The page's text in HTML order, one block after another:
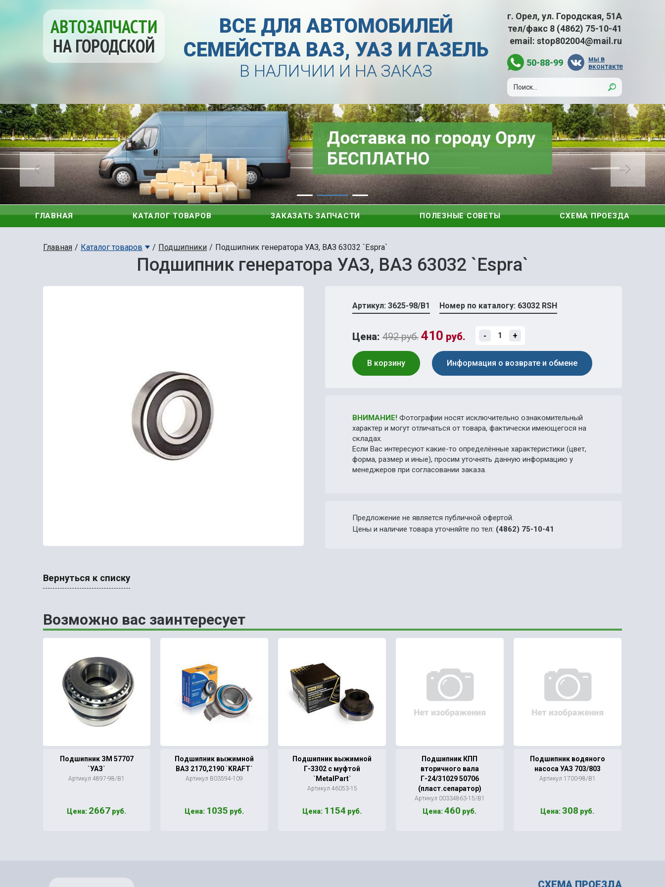
АВТОЗАПЧАСТИ
НА ГОРОДСКОЙ
ВСЕ ДЛЯ АВТОМОБИЛЕЙ
СЕМЕЙСТВА ВАЗ, УАЗ И ГАЗЕЛЬ
В НАЛИЧИИ И НА ЗАКАЗ
г. Орел, ул. Городская, 51А
тел/факс 8 (4862) 75-10-41
email: stop802004@mail.ru
50-88-99
мы в
вконтакте
ГЛАВНАЯ КАТАЛОГ ТОВАРОВ ЗАКАЗАТЬ ЗАПЧАСТИ ПОЛЕЗНЫЕ СОВЕТЫ СХЕМА ПРОЕЗДА
Главная Каталог товаров Подшипники Подшипник генератора УАЗ, ВАЗ 63032 `Espra`
Подшипник генератора УАЗ, ВАЗ 63032 `Espra`
Артикул: 3625-98/В1 Номер по каталогу: 63032 RSH
Цена: 492 руб. 410 руб. - +
В корзину Информация о возврате и обмене
ВНИМАНИЕ!Фотографии носят исключительно ознакомительный
характер и могут отличаться от товара, фактически имеющегося на
складах.
Если Вас интересуют какие-то определённые характеристики (цвет,
форма, размер и иные), просим уточнять данную информацию у
менеджеров при согласовании заказа.
Предложение не является публичной офертой.
Цены и наличие товара уточняйте по тел: (4862) 75-10-41
Вернуться к списку
Возможно вас заинтересует
Подшипник ЗМ 57707
`УАЗ`
Артикул 4897-98/В1
Цена: 2667 руб.
Подшипник выжимной
ВАЗ 2170,2190 `KRAFT`
Артикул В03594-109
Цена: 1035 руб.
Подшипник выжимной
Г-3302 с муфтой
`MetalPart`
Артикул 46053-15
Цена: 1154 руб.
Подшипник КПП
вторичного вала
Г-24/31029 50706
(пласт.сепаратор)
Артикул 00334863-15/В1
Цена:460 руб.
Подшипник водяного
насоса УАЗ 703/803
Артикул 1700-98/В1
Цена:308 руб.
СХЕМА ПРОЕЗДА